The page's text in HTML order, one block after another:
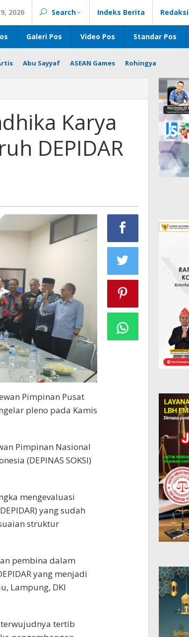
2026 Search Indeks Berita Redaksi
Galeri Pos Video Pos Standar Pos
Abu Sayyaf ASEAN Games Rohingya
Karya
DEPIDAR
Pimpinan Pusat
pleno pada Kamis
Pimpinan Nasional
(DEPINAS SOKSI)
mengevaluasi
yang sudah
struktur
pembina dalam
yang menjadi
Lampung, DKI
tertib